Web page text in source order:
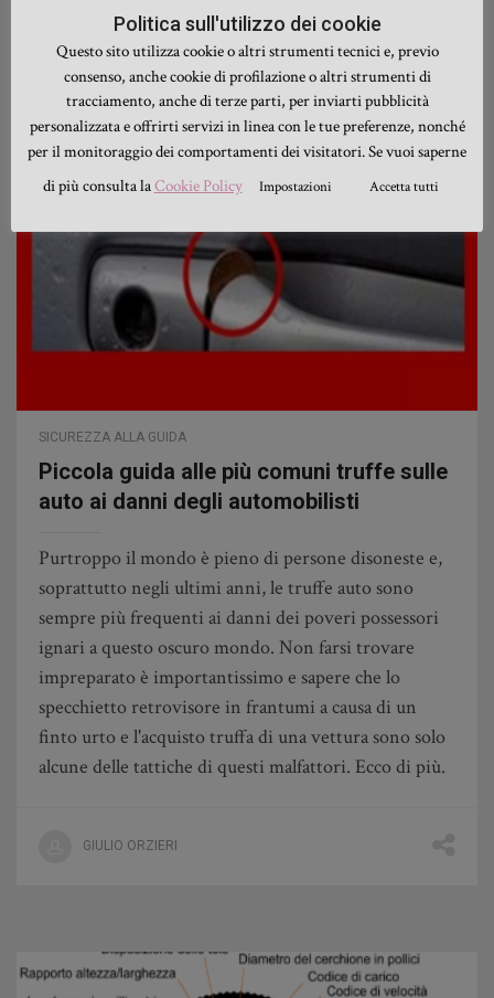
SICUREZZA ALLA GUIDA
Piccola guida alle più comuni truffe sulle
auto ai danni degli automobilisti
Purtroppo il mondo è pieno di persone disoneste e,
soprattutto negli ultimi anni, le truffe auto sono
sempre più frequenti ai danni dei poveri possessori
ignari a questo oscuro mondo. Non farsi trovare
impreparato è importantissimo e sapere che lo
specchietto retrovisore in frantumi a causa di un
finto urto e l'acquisto truffa di una vettura sono solo
alcune delle tattiche di questi malfattori. Ecco di più.
GIULIO ORZIERI
Politica sull'utilizzo dei cookie
Questo sito utilizza cookie o altri strumenti tecnici e, previo
consenso, anche cookie di profilazione o altri strumenti di
tracciamento, anche di terze parti, per inviarti pubblicità
personalizzata e offrirti servizi in linea con le tue preferenze, nonché
per il monitoraggio dei comportamenti dei visitatori. Se vuoi saperne
di più consulta laCookie Policy Impostazioni Accetta tutti